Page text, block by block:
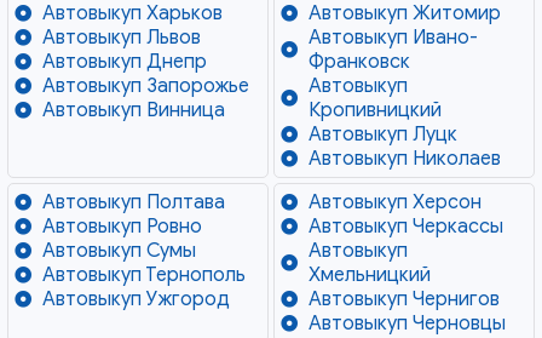
Автовыкуп Харьков
Автовыкуп Львов
Автовыкуп Днепр
Автовыкуп Запорожье
Автовыкуп Винница
Автовыкуп Житомир
Автовыкуп Ивано-
Франковск
Автовыкуп
Кропивницкий
Автовыкуп Луцк
Автовыкуп Николаев
Автовыкуп Полтава
Автовыкуп Ровно
Автовыкуп Сумы
Автовыкуп Тернополь
Автовыкуп Ужгород
Автовыкуп Херсон
Автовыкуп Черкассы
Автовыкуп
Хмельницкий
Автовыкуп Чернигов
Автовыкуп Черновцы